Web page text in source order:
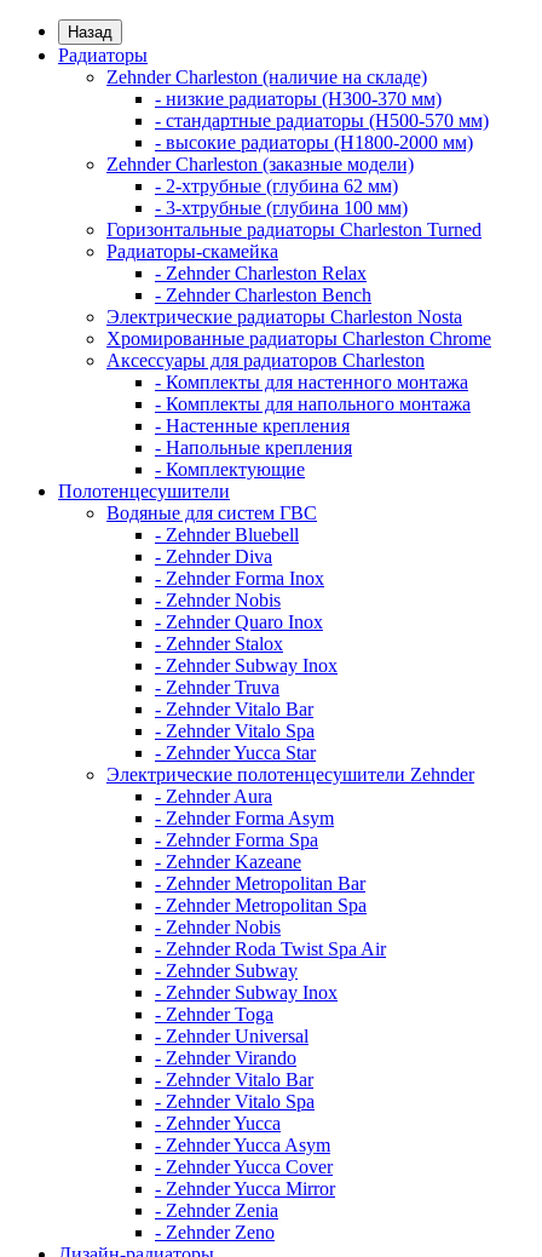
Назад
Радиаторы
Zehnder Charleston (наличие на складе)
- низкие радиаторы (H300-370 мм)
- стандартные радиаторы (H500-570 мм)
- высокие радиаторы (H1800-2000 мм)
Zehnder Charleston (заказные модели)
- 2-хтрубные (глубина 62 мм)
- 3-хтрубные (глубина 100 мм)
Горизонтальные радиаторы Charleston Turned
Радиаторы-скамейка
- Zehnder Charleston Relax
- Zehnder Charleston Bench
Электрические радиаторы Charleston Nosta
Хромированные радиаторы Charleston Chrome
Аксессуары для радиаторов Charleston
- Комплекты для настенного монтажа
- Комплекты для напольного монтажа
- Настенные крепления
- Напольные крепления
- Комплектующие
Полотенцесушители
Водяные для систем ГВС
- Zehnder Bluebell
- Zehnder Diva
- Zehnder Forma Inox
- Zehnder Nobis
- Zehnder Quaro Inox
- Zehnder Stalox
- Zehnder Subway Inox
- Zehnder Truva
- Zehnder Vitalo Bar
- Zehnder Vitalo Spa
- Zehnder Yucca Star
Электрические полотенцесушители Zehnder
- Zehnder Aura
- Zehnder Forma Asym
- Zehnder Forma Spa
- Zehnder Kazeane
- Zehnder Metropolitan Bar
- Zehnder Metropolitan Spa
- Zehnder Nobis
- Zehnder Roda Twist Spa Air
- Zehnder Subway
- Zehnder Subway Inox
- Zehnder Toga
- Zehnder Universal
- Zehnder Virando
- Zehnder Vitalo Bar
- Zehnder Vitalo Spa
- Zehnder Yucca
- Zehnder Yucca Asym
- Zehnder Yucca Cover
- Zehnder Yucca Mirror
- Zehnder Zenia
- Zehnder Zeno